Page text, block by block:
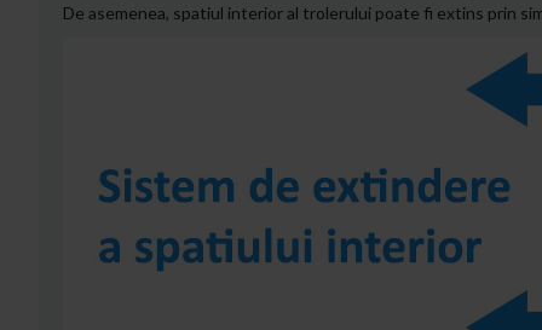
De asemenea, spatiul interior al trolerului poate fi extins prin